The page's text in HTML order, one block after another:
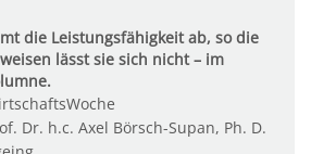
die Leistungsfähigkeit ab, so die
lässt sie sich nicht – im
Dr. h.c. Axel Börsch-Supan, Ph. D.